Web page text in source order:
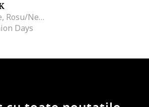
Tricou cu logo Hype, Rosu/Negru
Days